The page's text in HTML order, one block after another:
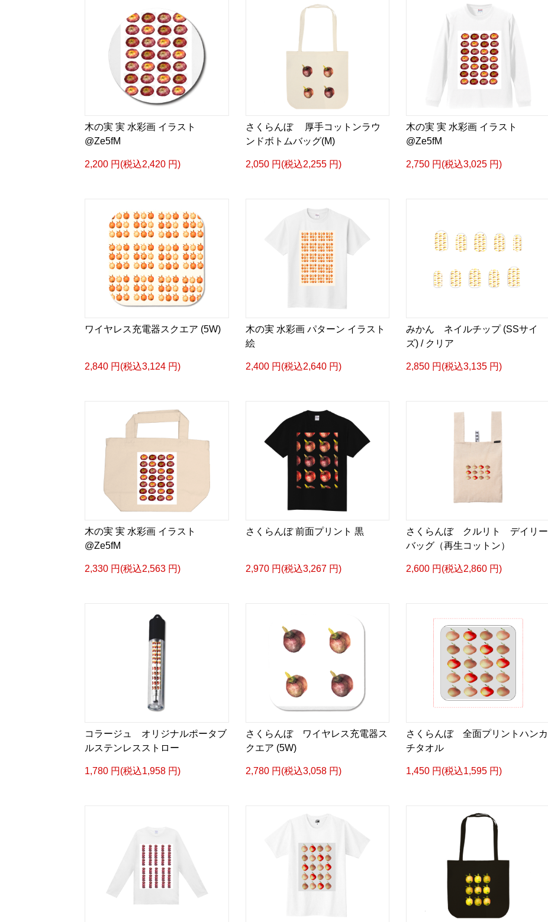
木の実 実 水彩画 イラスト
@Ze5fM
2,200 円(税込2,420 円)
さくらんぼ 厚手コットンラウ
ンドボトムバッグ(M)
2,050 円(税込2,255 円)
木の実 実 水彩画 イラスト
@Ze5fM
2,750 円(税込3,025 円)
ワイヤレス充電器スクエア (5W)
2,840 円(税込3,124 円)
木の実 水彩画 パターン イラスト
絵
2,400 円(税込2,640 円)
みかん ネイルチップ (SSサイ
ズ) / クリア
2,850 円(税込3,135 円)
木の実 実 水彩画 イラスト
@Ze5fM
2,330 円(税込2,563 円)
さくらんぼ 前面プリント 黒
2,970 円(税込3,267 円)
さくらんぼ クルリト デイリー
バッグ（再生コットン）
2,600 円(税込2,860 円)
コラージュ オリジナルポータブ
ルステンレスストロー
1,780 円(税込1,958 円)
さくらんぼ ワイヤレス充電器ス
クエア (5W)
2,780 円(税込3,058 円)
さくらんぼ 全面プリントハンカ
チタオル
1,450 円(税込1,595 円)